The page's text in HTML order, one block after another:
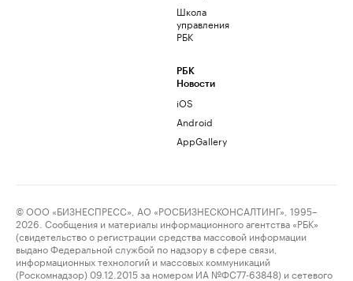
Школа
управления
РБК
РБК
Новости
iOS
Android
AppGallery
© ООО «БИЗНЕСПРЕСС», АО «РОСБИЗНЕСКОНСАЛТИНГ», 1995–
2026. Сообщения и материалы информационного агентства «РБК»
(свидетельство о регистрации средства массовой информации
выдано Федеральной службой по надзору в сфере связи,
информационных технологий и массовых коммуникаций
(Роскомнадзор) 09.12.2015 за номером ИА №ФС77-63848) и сетевого